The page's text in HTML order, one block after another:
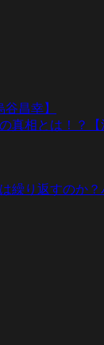
昌幸】
真相とは！？
繰り返すのか